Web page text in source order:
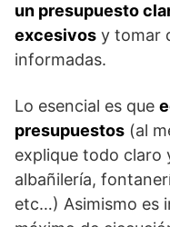
un presupuesto
excesivos y tomar
informadas.
Lo esencial es que
presupuestos (al
explique todo claro
albañilería,
etc…) Asimismo es